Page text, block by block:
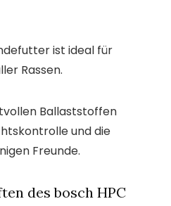
ist ideal für
Rassen.
Ballaststoffen
und die
Freunde.
des bosch HPC